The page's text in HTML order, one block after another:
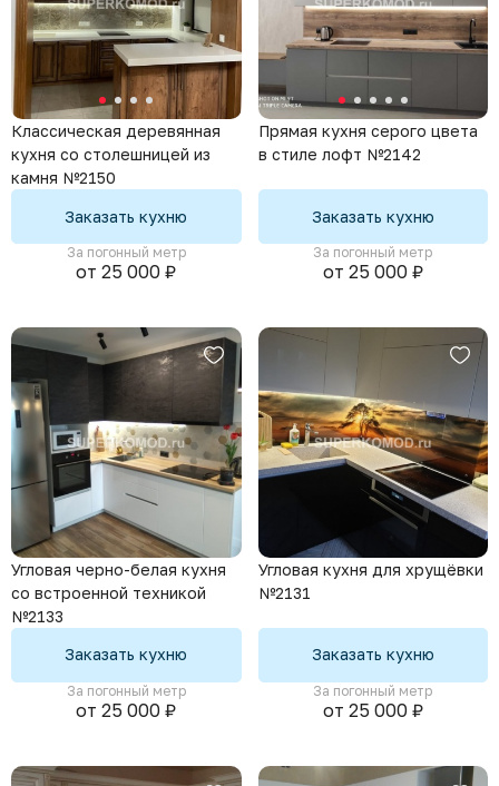
Классическая деревянная
кухня со столешницей из
камня №2150
Заказать кухню
За погонный метр
от 25 000 ₽
Прямая кухня серого цвета
в стиле лофт №2142
Заказать кухню
За погонный метр
от 25 000 ₽
Угловая черно-белая кухня
со встроенной техникой
№2133
Заказать кухню
За погонный метр
от 25 000 ₽
Угловая кухня для хрущёвки
№2131
Заказать кухню
За погонный метр
от 25 000 ₽